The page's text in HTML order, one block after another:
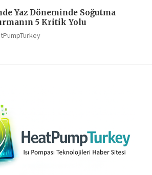
Yaz Döneminde Soğutma
5 Kritik Yolu